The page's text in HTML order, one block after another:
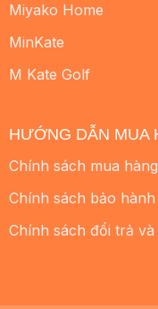
Miyako Home
MinKate
M Kate Golf
HƯỚNG DẪN MUA
Chính sách mua
Chính sách bảo hành
Chính sách đổi trả